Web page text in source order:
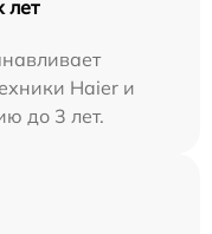
лет
Haier и
до 3 лет.